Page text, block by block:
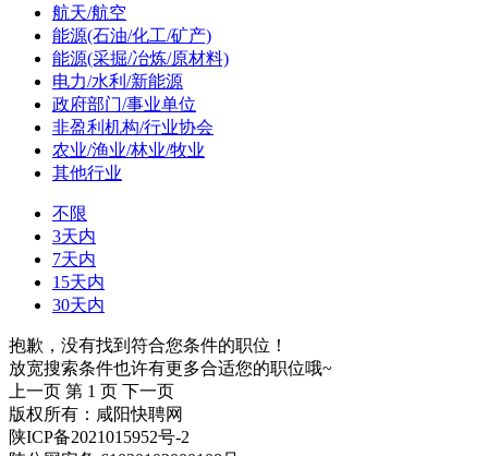
航天/航空
能源(石油/化工/矿产)
能源(采掘/冶炼/原材料)
电力/水利/新能源
政府部门/事业单位
非盈利机构/行业协会
农业/渔业/林业/牧业
其他行业
不限
3天内
7天内
15天内
30天内
抱歉，没有找到符合您条件的职位！
放宽搜索条件也许有更多合适您的职位哦~
上一页 第 1 页 下一页
版权所有：咸阳快聘网
陕ICP备2021015952号-2